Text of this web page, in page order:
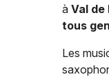
à Val de
tous
Les